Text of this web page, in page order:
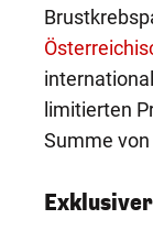
limitierten
Summe von